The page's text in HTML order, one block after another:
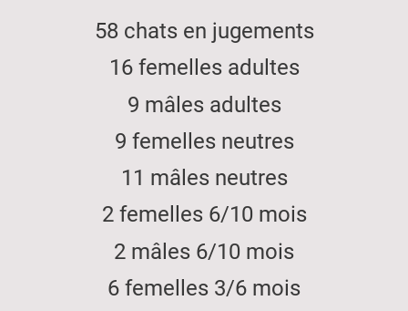
58 chats en jugements
16 femelles adultes
9 mâles adultes
9 femelles neutres
11 mâles neutres
2 femelles 6/10 mois
2 mâles 6/10 mois
6 femelles 3/6 mois